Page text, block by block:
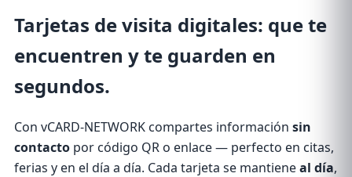
Tarjetas de visita digitales: que te
encuentren y te guarden en
segundos.
Con vCARD-NETWORK compartes información sin
contacto por código QR o enlace — perfecto en citas,
ferias y en el día a día. Cada tarjeta se mantieneal día,